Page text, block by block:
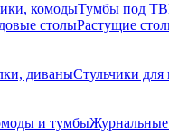
комодыТумбы под ТВ
столыРастущие
диваныСтульчики для
и тумбы